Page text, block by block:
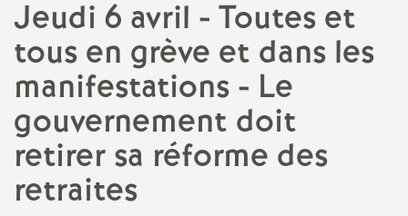
c
a
t
N
Jeudi 6 avril - Toutes et
tous en grève et dans les
manifestations - Le
gouvernement doit
retirer sa réforme des
retraites